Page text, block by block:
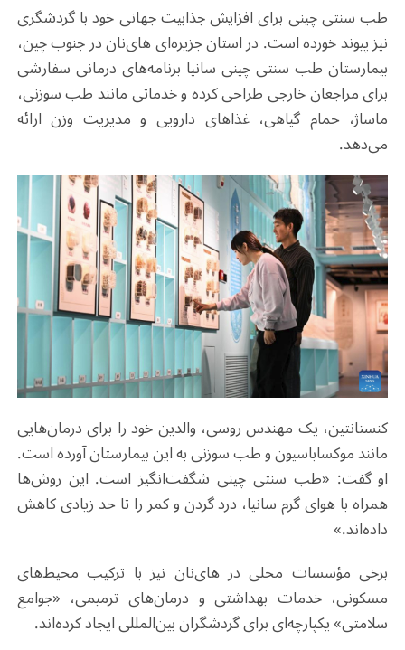
طب سنتی چینی برای افزایش جذابیت جهانی خود با گردشگری
نیز پیوند خورده است. در استان جزیره‌ای های‌نان در جنوب چین،
بیمارستان طب سنتی چینی سانیا برنامه‌های درمانی سفارشی
برای مراجعان خارجی طراحی کرده و خدماتی مانند طب سوزنی،
ماساژ، حمام گیاهی، غذاهای دارویی و مدیریت وزن ارائه
می‌دهد.
کنستانتین، یک مهندس روسی، والدین خود را برای درمان‌هایی
مانند موکساباسیون و طب سوزنی به این بیمارستان آورده است.
او گفت: «طب سنتی چینی شگفت‌انگیز است. این روش‌ها
همراه با هوای گرم سانیا، درد گردن و کمر را تا حد زیادی کاهش
داده‌اند.»
برخی مؤسسات محلی در های‌نان نیز با ترکیب محیط‌های
مسکونی، خدمات بهداشتی و درمان‌های ترمیمی، «جوامع
سلامتی» یکپارچه‌ای برای گردشگران بین‌المللی ایجاد کرده‌اند.